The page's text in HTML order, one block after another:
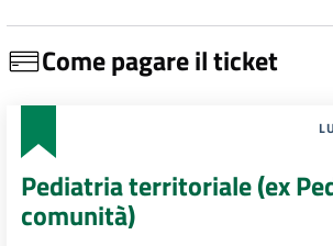
Come pagare il ticket
Pediatria territoriale (ex
comunità)